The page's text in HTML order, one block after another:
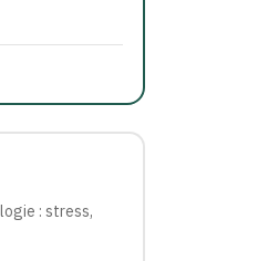
: stress,